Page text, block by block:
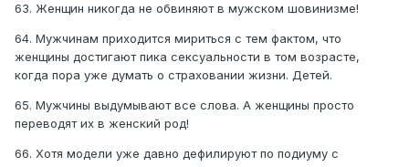
63. Женщин никогда не обвиняют в мужском шовинизме!
64. Мужчинам приходится мириться с тем фактом, что
женщины достигают пика сексуальности в том возрасте,
когда пора уже думать о страховании жизни. Детей.
65. Мужчины выдумывают все слова. А женщины просто
переводят их в женский род!
66. Хотя модели уже давно дефилируют по подиуму с